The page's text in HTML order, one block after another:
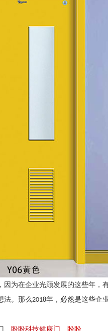
为在企业光顾发展的这些年，
法。那么2018年，必然是这些企
盼盼科技健康门 盼盼